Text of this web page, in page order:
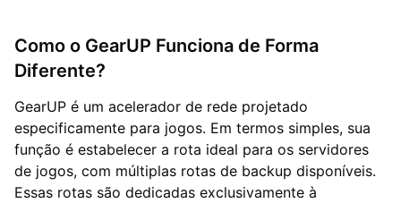
Como o GearUP Funciona de Forma
Diferente?
GearUP é um acelerador de rede projetado
especificamente para jogos. Em termos simples, sua
função é estabelecer a rota ideal para os servidores
de jogos, com múltiplas rotas de backup disponíveis.
Essas rotas são dedicadas exclusivamente à